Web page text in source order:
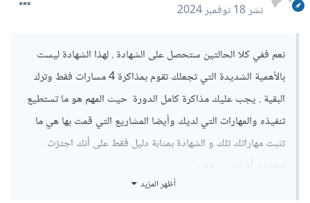
نشر18 نوفمبر 2024
نعم ففي كلا الحالتين ستحصل على الشهادة . لهذا الشهادة ليست
بالأهمية الشديدة التي تجعلك تقوم بمذاكرة 4 مسارات فقط وترك
البقية . يجب عليك مذاكرة كامل الدورة حيث المهم هو ما تستطيع
تنفيذه والمهارات التي لديك وأيضا المشاريع التي قمت بها هي ما
تثبت مهاراتك تلك و الشهادة بمثابة دليل فقط على أنك اجتزت
محتوى أو تدريب معين.
أظهر المزيد